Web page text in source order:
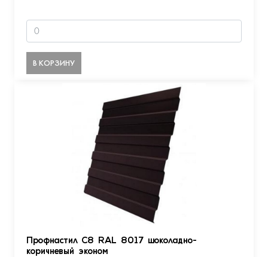
В КОРЗИНУ
Профнастил С8 RAL 8017 шоколадно-
коричневый эконом